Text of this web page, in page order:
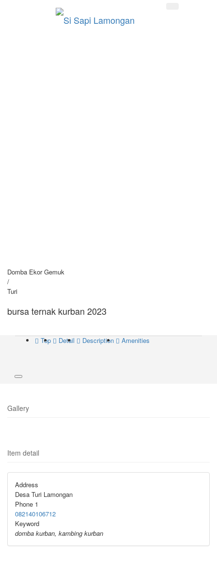
Domba Ekor Gemuk
/
Turi
bursa ternak kurban 2023
Top Detail Description Amenities
Gallery
Item detail
Address
Desa Turi Lamongan
Phone 1
082140106712
Keyword
domba kurban, kambing kurban